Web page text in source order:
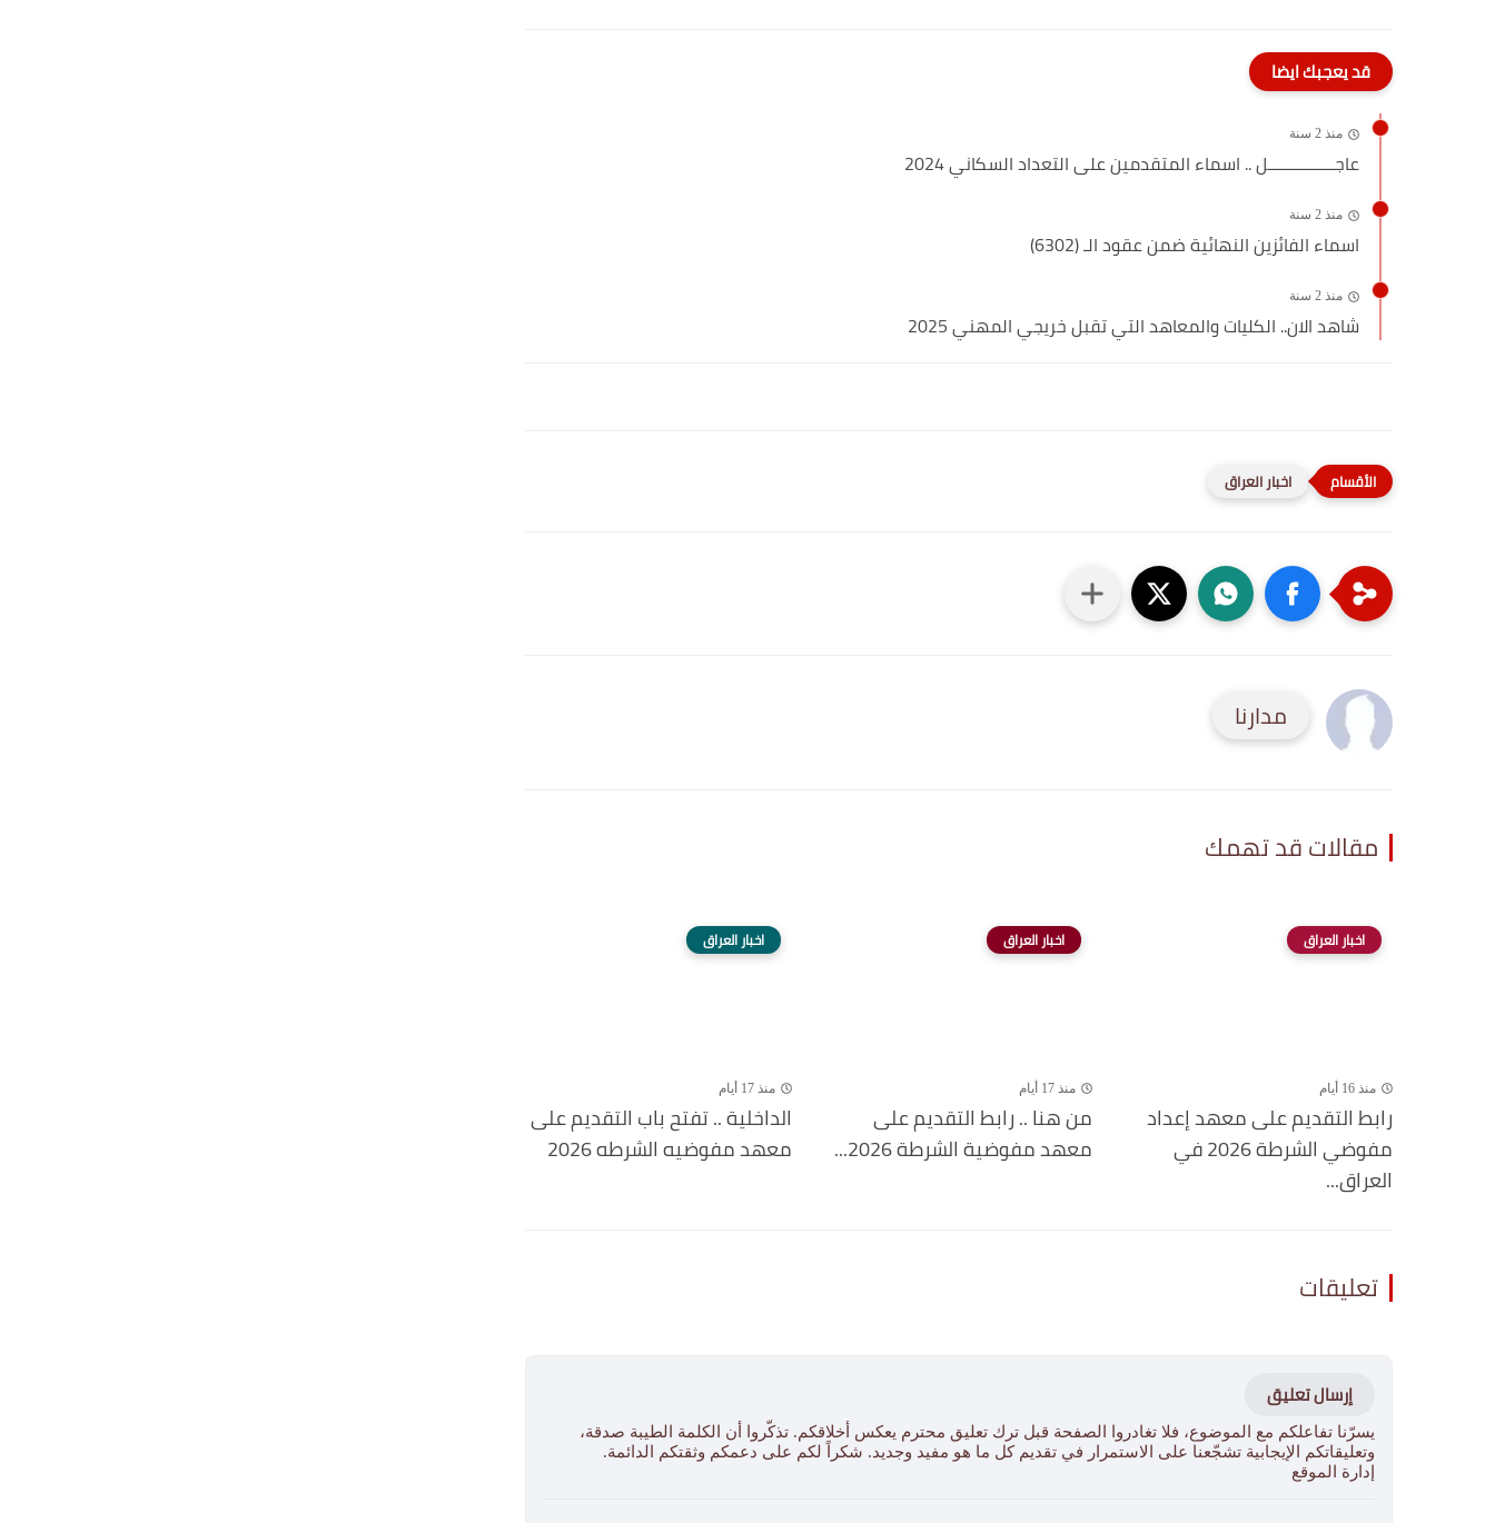
قد يعجبك ايضا
منذ 2 سنة
عاجـــــــــــــــل .. اسماء المتقدمين على التعداد السكاني 2024
منذ 2 سنة
اسماء الفائزين النهائية ضمن عقود الـ (6302)
منذ 2 سنة
شاهد الان.. الكليات والمعاهد التي تقبل خريجي المهني 2025
اخبار العراق
مدارنا
مقالات قد تهمك
اخبار العراق
منذ 16 أيام
رابط التقديم على معهد إعداد
مفوضي الشرطة 2026 في
العراق...
اخبار العراق
منذ 17 أيام
من هنا .. رابط التقديم على
معهد مفوضية الشرطة 2026...
اخبار العراق
منذ 17 أيام
الداخلية .. تفتح باب التقديم على
معهد مفوضيه الشرطه 2026
تعليقات
إرسال تعليق
يسرّنا تفاعلكم مع الموضوع، فلا تغادروا الصفحة قبل ترك تعليق محترم يعكس أخلاقكم. تذكّروا أن الكلمة الطيبة صدقة،
وتعليقاتكم الإيجابية تشجّعنا على الاستمرار في تقديم كل ما هو مفيد وجديد. شكراً لكم على دعمكم وثقتكم الدائمة.
إدارة الموقع